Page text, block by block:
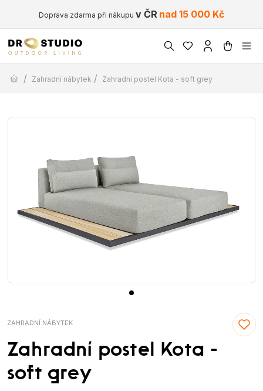
Doprava zdarma při nákupu v ČR nad 15 000 Kč
/ Zahradní nábytek / Zahradní postel Kota - soft grey
ZAHRADNÍ NÁBYTEK
Zahradní postel Kota -
soft grey